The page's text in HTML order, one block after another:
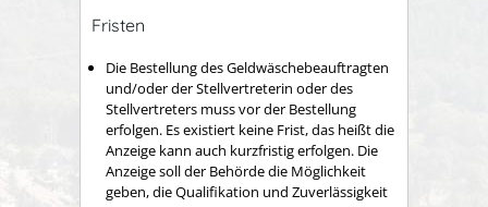
Fristen
Die Bestellung des Geldwäschebeauftragten
und/oder der Stellvertreterin oder des
Stellvertreters muss vor der Bestellung
erfolgen. Es existiert keine Frist, das heißt die
Anzeige kann auch kurzfristig erfolgen. Die
Anzeige soll der Behörde die Möglichkeit
geben, die Qualifikation und Zuverlässigkeit